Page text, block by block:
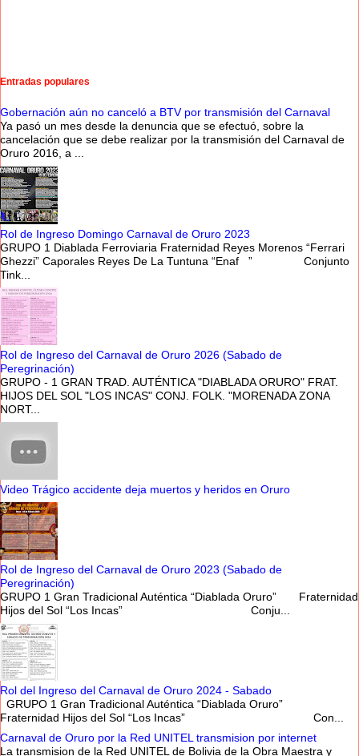
Entradas populares
Gobernación aún no canceló a BTV por transmisión del Carnaval
Ya pasó un mes desde la denuncia que se efectuó, sobre la
cancelación que se debe realizar por la transmisión del Carnaval de
Oruro 2016, a ...
Rol de Ingreso Domingo Carnaval de Oruro 2023
GRUPO 1 Diablada Ferroviaria Fraternidad Reyes Morenos “Ferrari
Ghezzi” Caporales Reyes De La Tuntuna “Enaf ” Conjunto
Tink...
Rol de Ingreso del Carnaval de Oruro 2026 (Sabado de
Peregrinación)
GRUPO - 1 GRAN TRAD. AUTÉNTICA "DIABLADA ORURO" FRAT.
HIJOS DEL SOL "LOS INCAS" CONJ. FOLK. "MORENADA ZONA
NORT...
Video Trágico accidente deja muertos y heridos en Oruro
Rol de Ingreso del Carnaval de Oruro 2023 (Sabado de
Peregrinación)
GRUPO 1 Gran Tradicional Auténtica “Diablada Oruro” Fraternidad
Hijos del Sol “Los Incas” Conju...
Rol del Ingreso del Carnaval de Oruro 2024 - Sabado
GRUPO 1 Gran Tradicional Auténtica “Diablada Oruro”
Fraternidad Hijos del Sol “Los Incas” Con...
Carnaval de Oruro por la Red UNITEL transmision por internet
La transmision de la Red UNITEL de Bolivia de la Obra Maestra y